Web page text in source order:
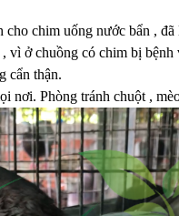
chim uống nước bẩn ,
ở chuồng có chim bị
cẩn thận.
nơi. Phòng tránh chuột ,